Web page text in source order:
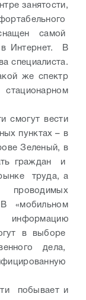
занятости,
самой
в Интернет. В
специалиста.
же спектр
смогут вести
пунктах – в
Зеленый, в
граждан и
труда, а
проводимых
«мобильном
информацию
в выборе
дела,
побывает и